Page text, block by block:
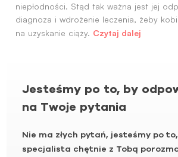
niepłodności. Stąd tak ważna jest jej
diagnoza i wdrożenie leczenia, żeby
na uzyskanie ciąży. Czytaj dalej
Jesteśmy po to, by
na Twoje pytania
Nie ma złych pytań, jesteśmy po
specjalista chętnie z Tobą